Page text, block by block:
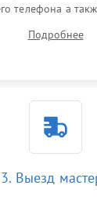
телефона а
Подробнее
3. Выезд